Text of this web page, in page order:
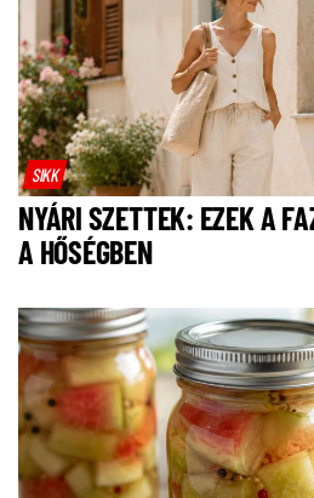
SIKK
NYÁRI SZETTEK: EZEK A
A HŐSÉGBEN